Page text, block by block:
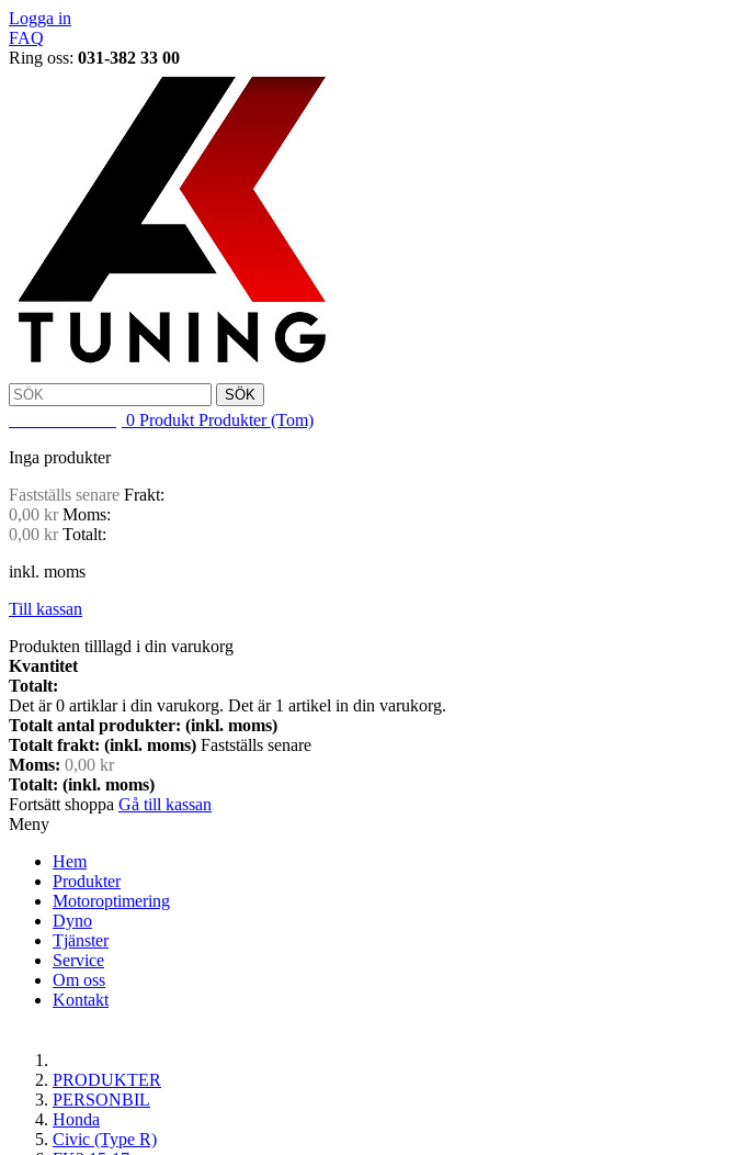
Logga in
FAQ
Ring oss: 031-382 33 00
SÖK
0 Produkt Produkter (Tom)
Inga produkter
Fastställs senare Frakt:
0,00 kr Moms:
0,00 kr Totalt:
inkl. moms
Till kassan
Produkten tilllagd i din varukorg
Kvantitet
Totalt:
Det är0 artiklar i din varukorg. Det är 1 artikel in din varukorg.
Totalt antal produkter: (inkl. moms)
Totalt frakt: (inkl. moms) Fastställs senare
Moms: 0,00 kr
Totalt: (inkl. moms)
Fortsätt shoppa Gå till kassan
Meny
Hem
Produkter
Motoroptimering
Dyno
Tjänster
Service
Om oss
Kontakt
PRODUKTER
PERSONBIL
Honda
Civic (Type R)